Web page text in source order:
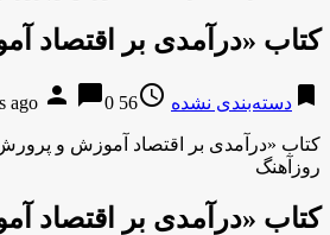
کتاب «درآمدی بر
bookmark دسته‌بندی نشده access_time
56 years ago
person chat_bubble0
کتاب «درآمدی بر اقتصاد آموزش و
روزآهنگ
کتاب «درآمدی بر